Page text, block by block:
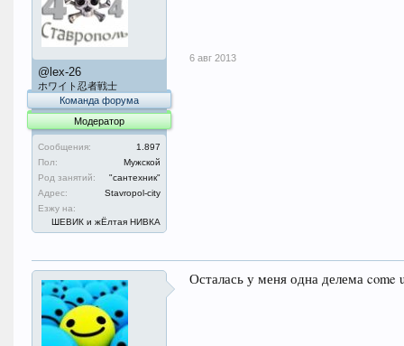
@lex-26
ホワイト忍者戦士
Команда форума
Модератор
Сообщения:
1.897
Пол:
Мужской
Род занятий:
"сантехник"
Адрес:
Stavropol-city
Езжу на:
ШЕВИК и жЁлтая НИВКА
6 авг 2013
Осталась у меня одна делема come